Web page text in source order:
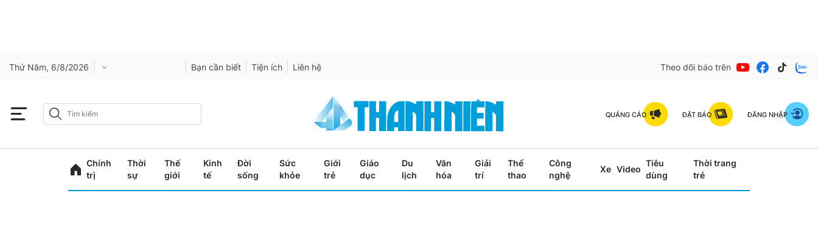
Thứ Năm, 6/8/2026 Bạn cần biết Tiện ích Liên hệ Theo dõi báo trên
QUẢNG CÁO ĐẶT BÁO ĐĂNG NHẬP
Chính
trị
Thời
sự
Thế
giới
Kinh
tế
Đời
sống
Sức
khỏe
Giới
trẻ
Giáo
dục
Du
lịch
Văn
hóa
Giải
trí
Thể
thao
Công
nghệ
Xe Video
Tiêu
dùng
Thời trang
trẻ